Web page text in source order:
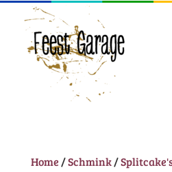
Home /Schmink/